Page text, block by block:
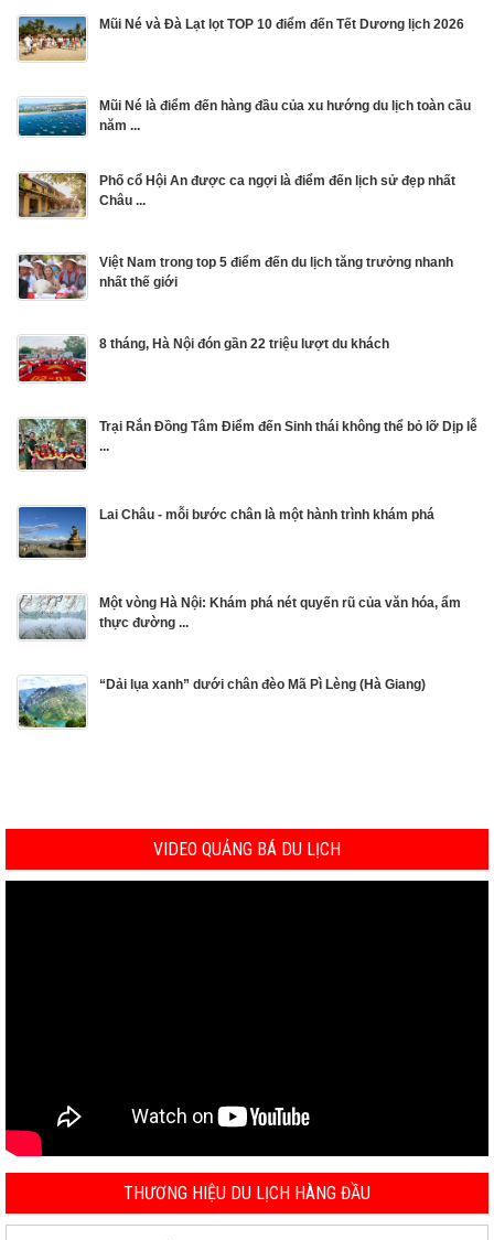
Mũi Né và Đà Lạt lọt TOP 10 điểm đến Tết Dương lịch 2026
Mũi Né là điểm đến hàng đầu của xu hướng du lịch toàn cầu
năm ...
Phố cổ Hội An được ca ngợi là điểm đến lịch sử đẹp nhất
Châu ...
Việt Nam trong top 5 điểm đến du lịch tăng trưởng nhanh
nhất thế giới
8 tháng, Hà Nội đón gần 22 triệu lượt du khách
Trại Rắn Đồng Tâm Điểm đến Sinh thái không thể bỏ lỡ Dịp lễ
...
Lai Châu - mỗi bước chân là một hành trình khám phá
Một vòng Hà Nội: Khám phá nét quyến rũ của văn hóa, ẩm
thực đường ...
“Dải lụa xanh” dưới chân đèo Mã Pì Lèng (Hà Giang)
VIDEO QUẢNG BÁ DU LỊCH
THƯƠNG HIỆU DU LỊCH HÀNG ĐẦU